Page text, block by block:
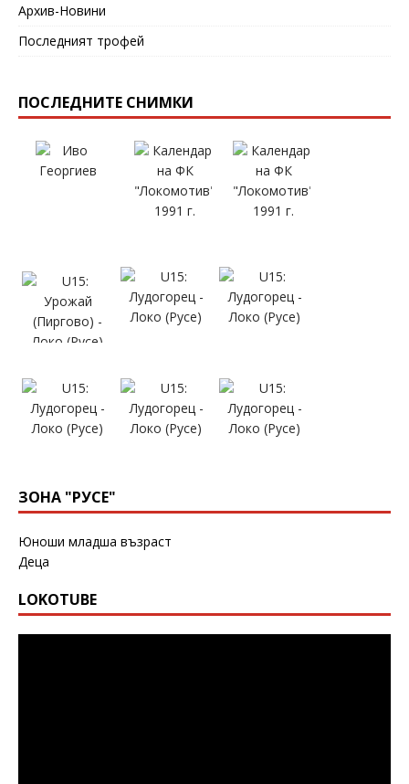
Архив-Новини
Последният трофей
ПОСЛЕДНИТЕ СНИМКИ
ЗОНА "РУСЕ"
Юноши младша възраст
Деца
LOKOTUBE